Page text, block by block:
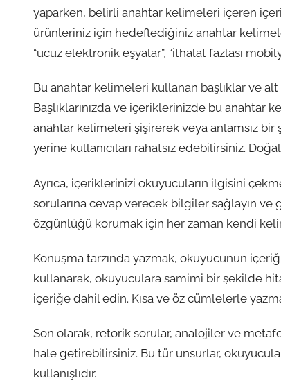
yaparken, belirli anahtar kelimeleri içeren
ürünleriniz için hedeflediğiniz anahtar
“ucuz elektronik eşyalar”, “ithalat fazlası
Bu anahtar kelimeleri kullanan başlıklar ve
Başlıklarınızda ve içeriklerinizde bu
anahtar kelimeleri şişirerek veya anlamsız
yerine kullanıcıları rahatsız edebilirsiniz.
Ayrıca, içeriklerinizi okuyucuların ilgisini
sorularına cevap verecek bilgiler sağlayın
özgünlüğü korumak için her zaman kendi
Konuşma tarzında yazmak, okuyucunun
kullanarak, okuyuculara samimi bir şekilde
içeriğe dahil edin. Kısa ve öz cümlelerle
Son olarak, retorik sorular, analojiler ve
hale getirebilirsiniz. Bu tür unsurlar,
kullanışlıdır.